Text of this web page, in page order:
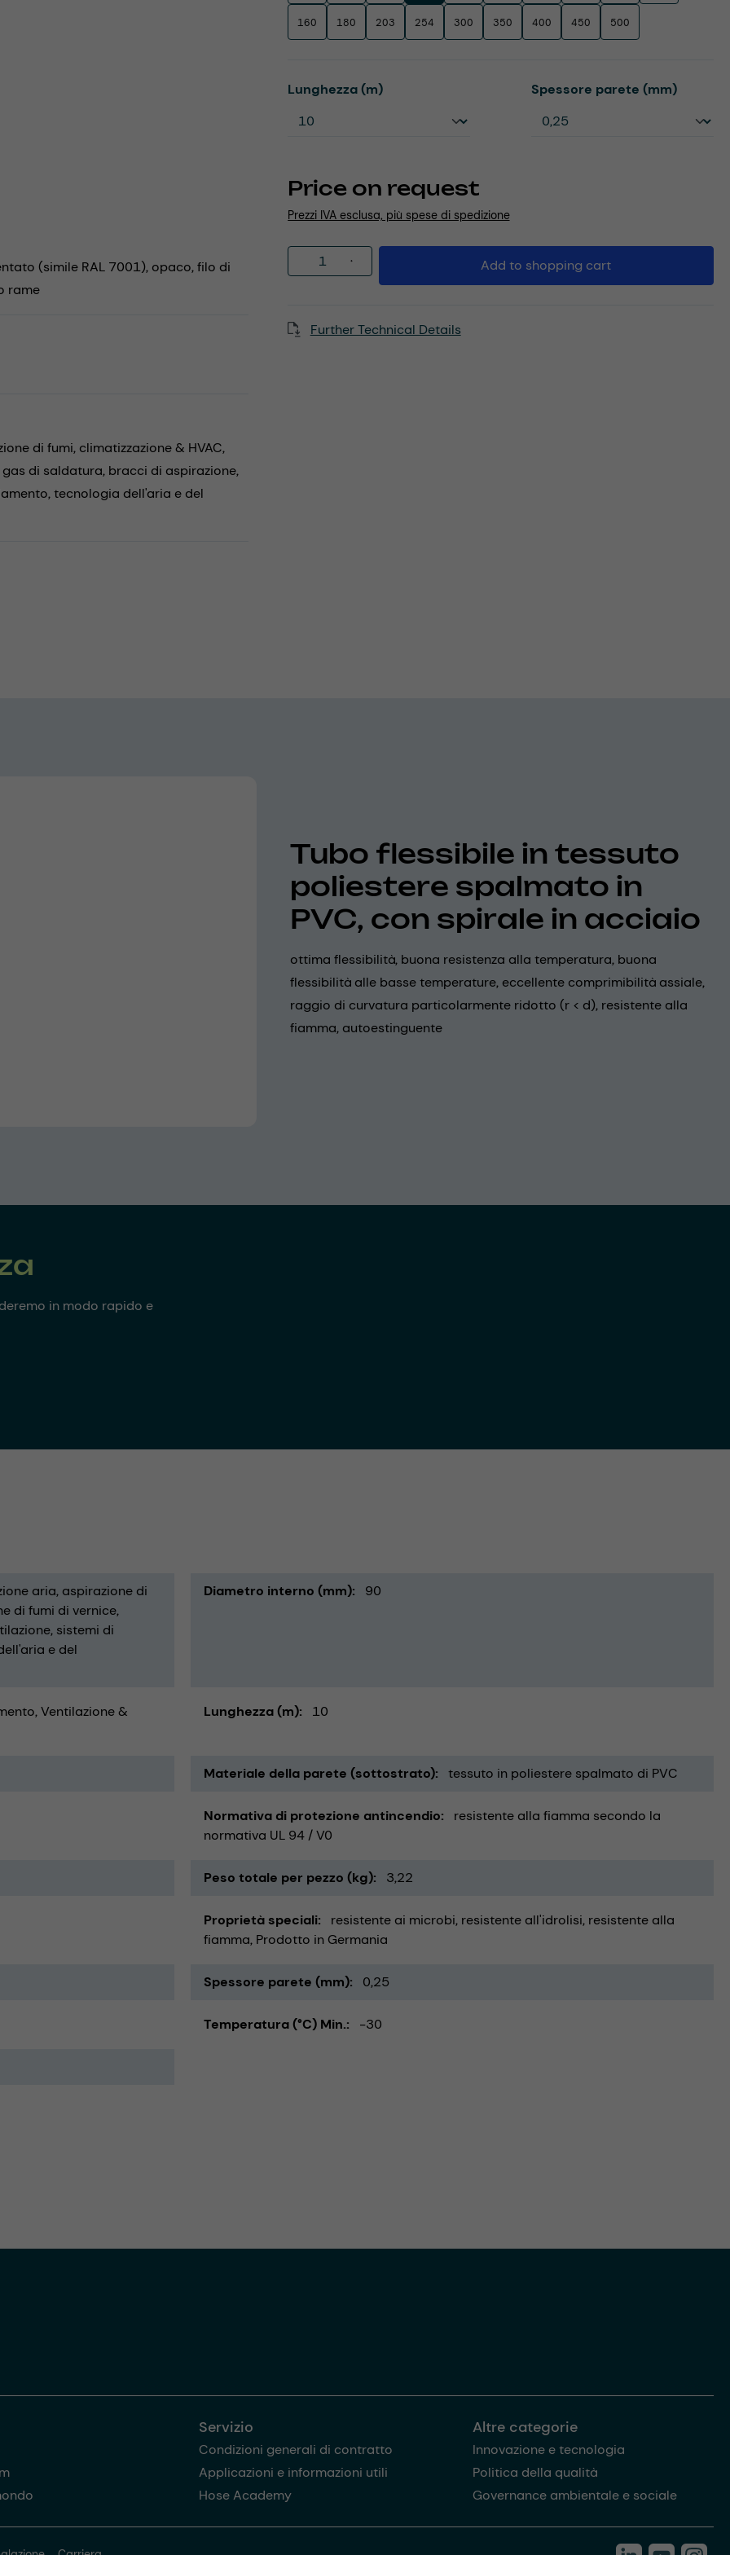
Price on request
Prezzi IVA esclusa, più spese di spedizione
160 180 203 254 300 350 400 450 500
Select
Lunghezza (m) Select
Spessore parete (mm)
Product Quantity: Enter the desired amount
Add to shopping cart
Further Technical Details
(simile RAL 7001), opaco, filo di
rame
di fumi, climatizzazione & HVAC,
di saldatura, bracci di aspirazione,
tecnologia dell'aria e del
Tubo flessibile in tessuto
poliestere spalmato in
PVC, con spirale in acciaio
ottima flessibilità, buona resistenza alla temperatura, buona
flessibilità alle basse temperature, eccellente comprimibilità assiale,
raggio di curvatura particolarmente ridotto (r < d), resistente alla
fiamma, autoestinguente
in modo rapido e
aria aspirazione di
di fumi di vernice
sistemi di
e del
Diametro interno (mm) 90
Ventilazione &
Lunghezza (m) 10
Materiale della parete (sottostrato) tessuto in poliestere spalmato di PVC
Normativa di protezione antincendio
resistente alla fiamma secondo la
normativa UL 94 / V0
Peso totale per pezzo (kg) 3,22
Proprietà speciali resistente ai microbi resistente all'idrolisi resistente alla
fiamma Prodotto in Germania
Spessore parete (mm) 0,25
Temperatura (°C) Min. -30
Servizio
Condizioni generali di contratto
Applicazioni e informazioni utili
Hose Academy
Altre categorie
Innovazione e tecnologia
Politica della qualità
Governance ambientale e sociale